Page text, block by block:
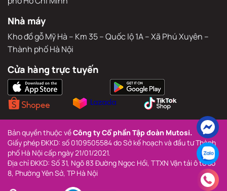
Chi nhánh miền Nam
17A, Trường Chinh, Phường Đông Hưng Thuận, Thành
phố Hồ Chí Minh
Nhà máy
Kho đồ gỗ Mỹ Hà – Km 35 – Quốc lộ 1A – Xã Phú Xuyên –
Thành phố Hà Nội
Cửa hàng trực tuyến
Bản quyền thuộc về Công ty Cổ phần Tập đoàn Mutosi.
Giấy phép ĐKKD: số 0109505584 do Sở kế hoạch và đầu tư Thành